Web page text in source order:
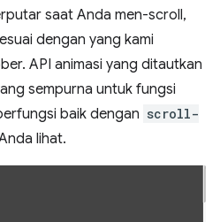
saat Anda men-scroll,
dengan yang kami
API animasi yang ditautkan
sempurna untuk fungsi
baik dengan scroll-
lihat.